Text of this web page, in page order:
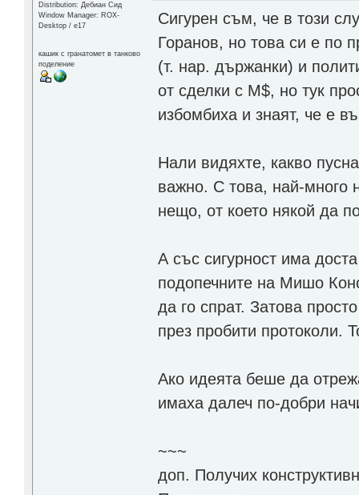
Distribution: Дебиан Сид
Window Manager: ROX-
Desktop / е17
кашик с гранатомет в танково
поделение
Сигурен съм, че в този
Горанов, но това си е по
(т. нар. държанки) и
от сделки с М$, но тук
избомбиха и знаят, че е
Нали видяхте, какво
важно. С това, най-много
нещо, от което някой да
А със сигурност има
подопечните на Мишо
да го спрат. Затова
през пробити протоколи.
Ако идеята беше да
имаха далеч по-добри
~~~
доп. Получих